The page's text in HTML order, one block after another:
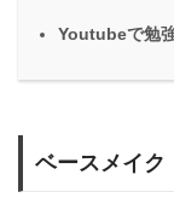
Youtubeで勉
ベースメイク